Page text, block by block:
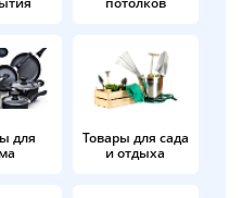
для
Товары для сада
и отдыха
только